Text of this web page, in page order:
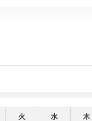
火 水 木